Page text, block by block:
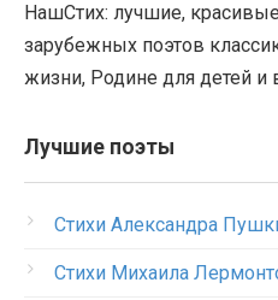
НашСтих: лучшие,
зарубежных поэтов
жизни, Родине для детей и
Лучшие поэты
Стихи Александра
Стихи Михаила